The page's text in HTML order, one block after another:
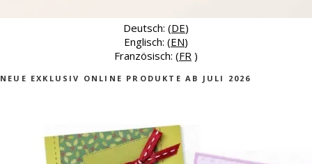
Deutsch: (DE)
Englisch: (EN)
Französisch: (FR )
NEUE EXKLUSIV ONLINE PRODUKTE AB JULI 2026